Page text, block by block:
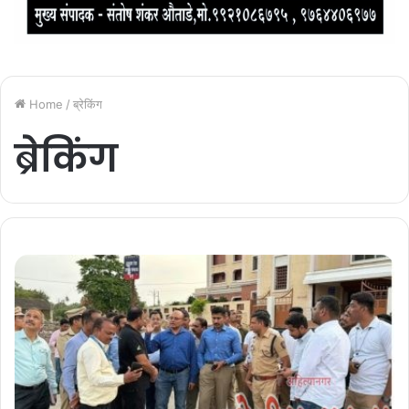
Home / ब्रेकिंग
ब्रेकिंग